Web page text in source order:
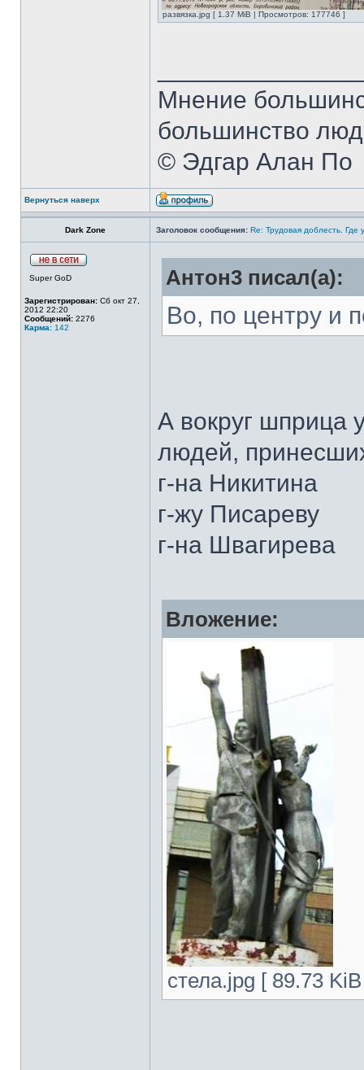
развязка.jpg [ 1.37 MiB | Просмотров: 177746 ]
Мнение
большинство
© Эдгар Алан По
Вернуться наверх
Dark Zone Заголовок сообщения: Re: Трудовая доблесть. Где
Super GoD
Зарегистрирован: Сб окт 27,
2012 22:20
Сообщений: 2276
Карма: 142
Антон3 писал(а):
Во, по центру и
А вокруг шприца
людей,
г-на Никитина
г-жу Писареву
г-на Швагирева
Вложение:
стела.jpg [ 89.73